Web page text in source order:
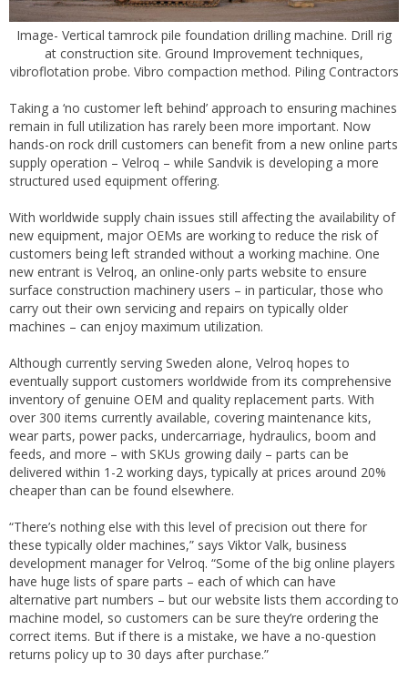
Image- Vertical tamrock pile foundation drilling machine. Drill rig
at construction site. Ground Improvement techniques,
vibroflotation probe. Vibro compaction method. Piling Contractors
Taking a ‘no customer left behind’ approach to ensuring machines
remain in full utilization has rarely been more important. Now
hands-on rock drill customers can benefit from a new online parts
supply operation – Velroq – while Sandvik is developing a more
structured used equipment offering.
With worldwide supply chain issues still affecting the availability of
new equipment, major OEMs are working to reduce the risk of
customers being left stranded without a working machine. One
new entrant is Velroq, an online-only parts website to ensure
surface construction machinery users – in particular, those who
carry out their own servicing and repairs on typically older
machines – can enjoy maximum utilization.
Although currently serving Sweden alone, Velroq hopes to
eventually support customers worldwide from its comprehensive
inventory of genuine OEM and quality replacement parts. With
over 300 items currently available, covering maintenance kits,
wear parts, power packs, undercarriage, hydraulics, boom and
feeds, and more – with SKUs growing daily – parts can be
delivered within 1-2 working days, typically at prices around 20%
cheaper than can be found elsewhere.
“There’s nothing else with this level of precision out there for
these typically older machines,” says Viktor Valk, business
development manager for Velroq. “Some of the big online players
have huge lists of spare parts – each of which can have
alternative part numbers – but our website lists them according to
machine model, so customers can be sure they’re ordering the
correct items. But if there is a mistake, we have a no-question
returns policy up to 30 days after purchase.”